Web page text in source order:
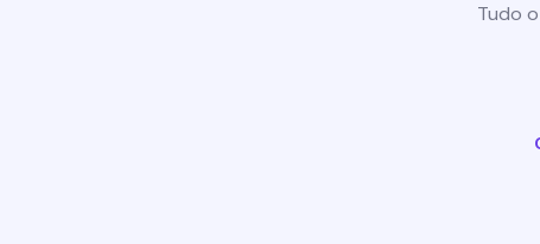
Tudo